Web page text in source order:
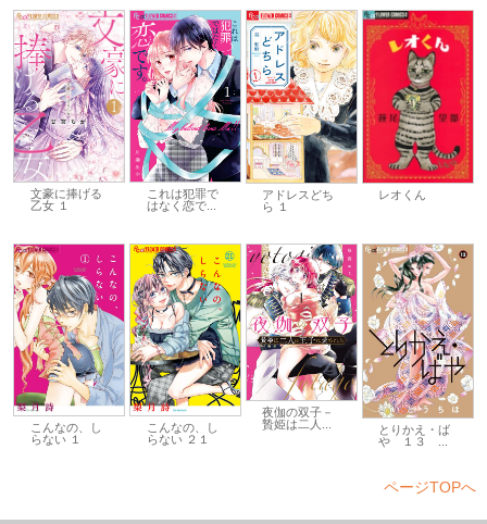
文豪に捧げる
乙女 １
これは犯罪で
はなく恋で...
アドレスどち
ら １
レオくん
こんなの、し
らない １
こんなの、し
らない ２１
夜伽の双子－
贄姫は二人...
とりかえ・ば
や １３ ...
ページTOPへ